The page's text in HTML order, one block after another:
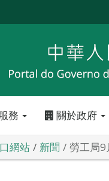
務 關於政府
網站 新聞 勞工局